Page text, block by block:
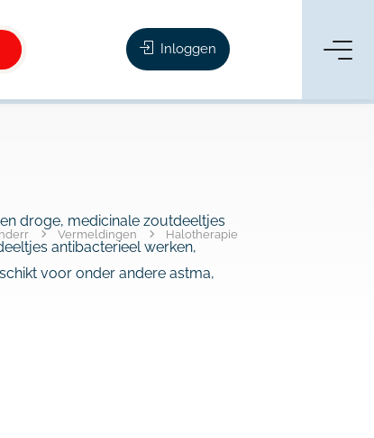
Inloggen
droge, medicinale zoutdeeltjes
antibacterieel werken,
voor onder andere astma,
Vermeldingen Halotherapie